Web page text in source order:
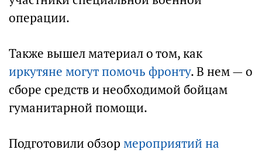
операции.
Также вышел материал о том, как
иркутяне могут помочь фронту. В нем — о
сборе средств и необходимой бойцам
гуманитарной помощи.
Подготовили обзор мероприятий на